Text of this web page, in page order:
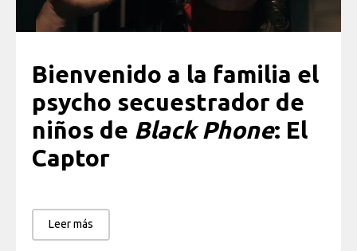
Bienvenido a la familia el
psycho secuestrador de
niños de Black Phone: El
Captor
Leer más